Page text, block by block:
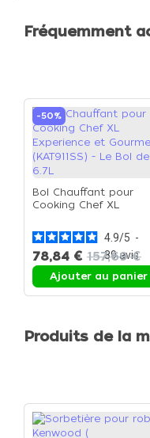
Fréquemment
-50%
Bol Chauffant pour
Cooking Chef XL
(KAT911SS) - Le Bol de
6.7L
4.9/5 -
89avis
78,84 € 157,69 €
Ajouter au panier
Produits de la